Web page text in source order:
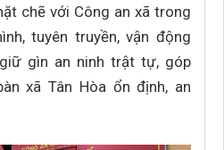
chẽ với Công an xã trong
tuyên truyền, vận động
gìn an ninh trật tự, góp
xã Tân Hòa ổn định, an